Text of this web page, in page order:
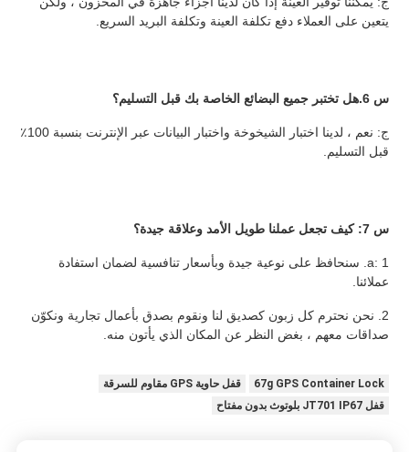
يتعين على العملاء دفع تكلفة العينة وتكلفة البريد السريع.
س 6.هل تختبر جميع البضائع الخاصة بك قبل التسليم؟
قبل التسليم.
س 7: كيف تجعل عملنا طويل الأمد وعلاقة جيدة؟
عملائنا.
صداقات معهم ، بغض النظر عن المكان الذي يأتون منه.
67g GPS Container Lock
قفل حاوية GPS مقاوم للسرقة
قفل JT701 IP67 بلوتوث بدون مفتاح